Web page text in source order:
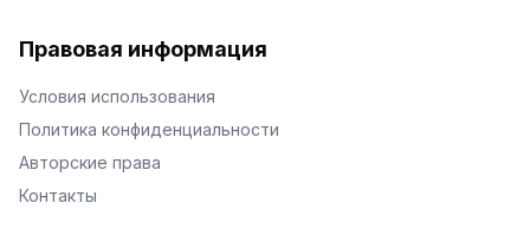
Правовая информация
Условия использования
Политика конфиденциальности
Авторские права
Контакты